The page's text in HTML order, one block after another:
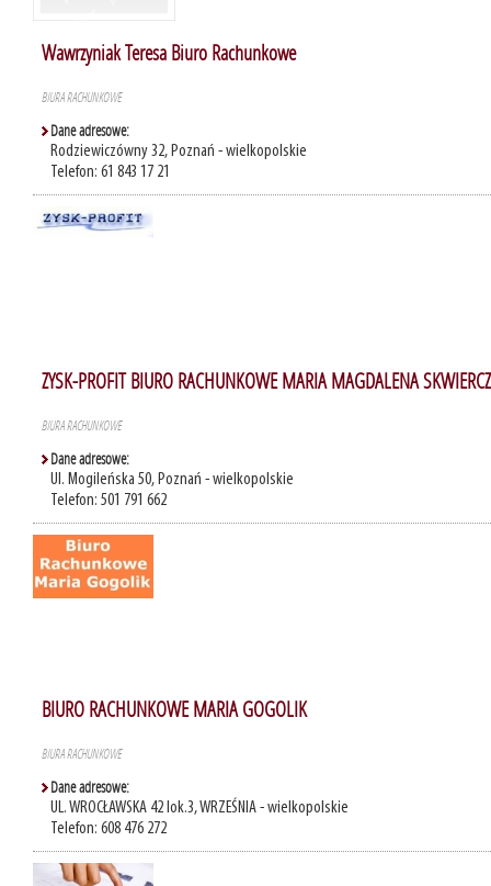
Wawrzyniak Teresa Biuro Rachunkowe
BIURA RACHUNKOWE
Dane adresowe:
Rodziewiczówny 32, Poznań - wielkopolskie
Telefon: 61 843 17 21
ZYSK-PROFIT BIURO RACHUNKOWE MARIA MAGDALENA SKWIERCZ
BIURA RACHUNKOWE
Dane adresowe:
Ul. Mogileńska 50, Poznań - wielkopolskie
Telefon: 501 791 662
BIURO RACHUNKOWE MARIA GOGOLIK
BIURA RACHUNKOWE
Dane adresowe:
UL. WROCŁAWSKA 42 lok.3, WRZEŚNIA - wielkopolskie
Telefon: 608 476 272